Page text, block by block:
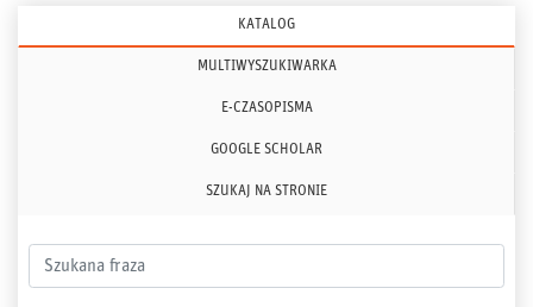
KATALOG
MULTIWYSZUKIWARKA
E-CZASOPISMA
GOOGLE SCHOLAR
SZUKAJ NA STRONIE